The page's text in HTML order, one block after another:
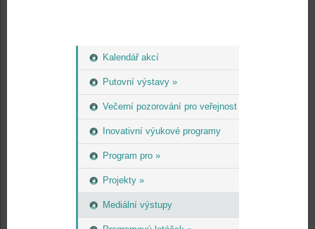
Kalendář akcí
Putovní výstavy »
Večerní pozorování pro veřejnost
Inovativní výukové programy
Program pro »
Projekty »
Mediální výstupy